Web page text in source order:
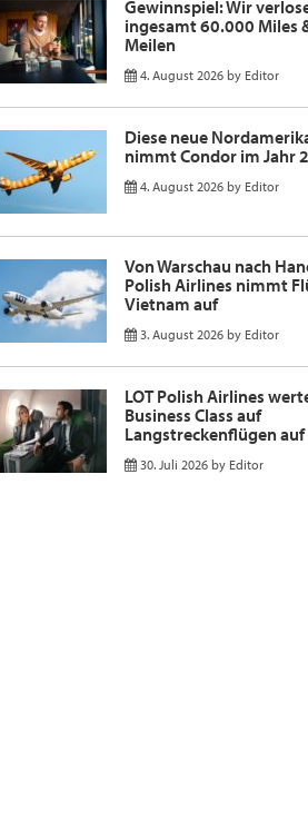
Gewinnspiel: Wir
ingesamt 60.000 Miles
Meilen
4. August 2026 by Editor
Diese neue
nimmt Condor im Jahr
4. August 2026 by Editor
Von Warschau nach
Polish Airlines nimmt
Vietnam auf
3. August 2026 by Editor
LOT Polish Airlines
Business Class auf
Langstreckenflügen auf
30. Juli 2026 by Editor